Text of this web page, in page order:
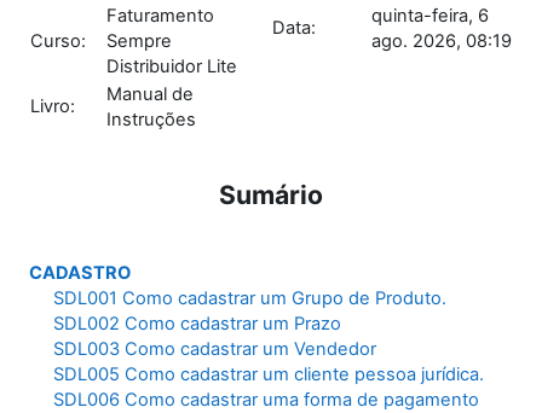
Curso:
Faturamento
Sempre
Distribuidor Lite
Livro:
Manual de
Instruções
Data:
quinta-feira, 6
ago. 2026, 08:19
Sumário
CADASTRO
SDL001 Como cadastrar um Grupo de Produto.
SDL002 Como cadastrar um Prazo
SDL003 Como cadastrar um Vendedor
SDL005 Como cadastrar um cliente pessoa jurídica.
SDL006 Como cadastrar uma forma de pagamento